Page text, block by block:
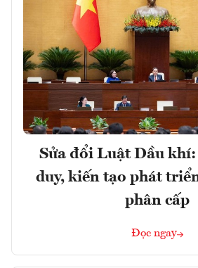
Sửa đổi Luật Dầu
duy, kiến tạo phát
phân cấp
Đọc ngay